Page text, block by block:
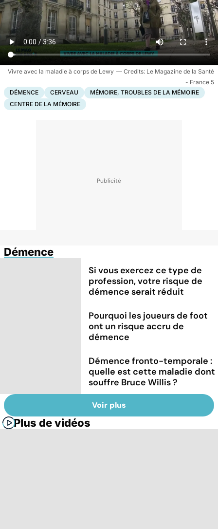
Vivre avec la maladie à corps de Lewy
Le Magazine de la Santé
- France 5
DÉMENCE
CERVEAU
MÉMOIRE, TROUBLES DE LA MÉMOIRE
CENTRE DE LA MÉMOIRE
Démence
Si vous exercez ce type de
profession, votre risque de
démence serait réduit
Pourquoi les joueurs de foot
ont un risque accru de
démence
Démence fronto-temporale :
quelle est cette maladie dont
souffre Bruce Willis ?
Voir plus
Plus de vidéos